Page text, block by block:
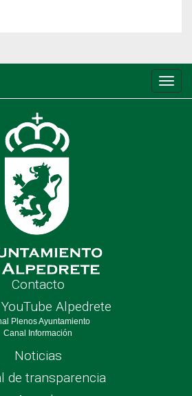
de
Contacto
Alpedrete
Plenos Ayuntamiento
Canal Información
Noticias
de transparencia